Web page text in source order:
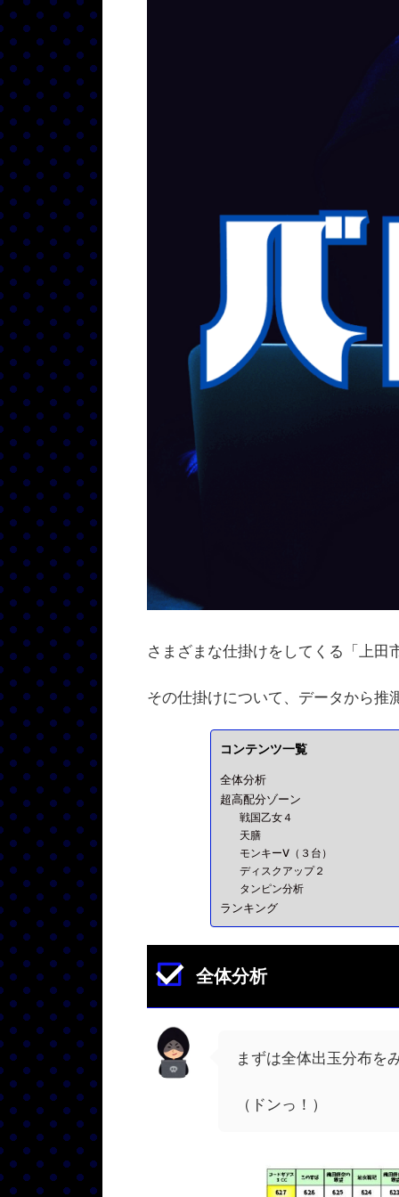
さまざまな仕掛けをしてくる「上田
その仕掛けについて、データから推
コンテンツ一覧
全体分析
超高配分ゾーン
戦国乙女４
天膳
モンキーV（３台）
ディスクアップ２
タンピン分析
ランキング
全体分析
まずは全体出玉分布を
（ドンっ！）